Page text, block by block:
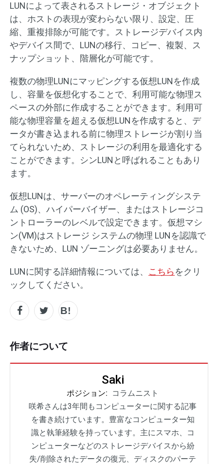
LUNによって表されるストレージ・オブジェクト
は、ホストの表現が変わらない限り、設定、圧
縮、重複排除が可能です。ストレージデバイス内
やデバイス間で、LUNの移行、コピー、複製、ス
ナップショット、階層化が可能です。
複数の物理LUNにマッピングする仮想LUNを作成
し、容量を仮想化することで、利用可能な物理ス
ペースの外部に作成することができます。利用可
能な物理容量を超える仮想LUNを作成すると、デ
ータが書き込まれる前に物理ストレージが割り当
てられないため、ストレージの利用を最適化する
ことができます。シンLUNと呼ばれることもあり
ます。
仮想LUNは、サーバーのオペレーティングシステ
ム (OS)、ハイパーバイザー、またはストレージコ
ントローラーのレベルで設定できます。仮想マシ
ン(VM)はストレージ システムの物理 LUNを認識で
きないため、LUN ゾーニングは必要ありません。
LUNに関する詳細情報については、 こちら をクリ
ックしてください。
作者について
Saki
ポジション:
コラムニスト
咲希さんは3年間もコンピューターに関する記事
を書き続けています。豊富なコンピューター知
識と執筆経験を持っています。主にスマホ、コ
ンピューターなどのストレージデバイスから紛
失/削除されたデータの復元、ディスクのパーテ